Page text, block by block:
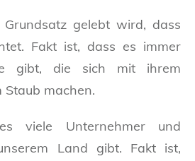
gelebt wird, dass
Fakt ist, dass es immer
gibt, die sich mit ihrem
Staub machen.
viele Unternehmer und
Land gibt. Fakt ist,